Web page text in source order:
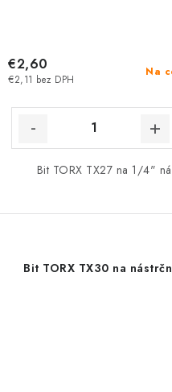
Na
€2,11 bez DPH
€2,60
Bit TORX TX27 na 1/4"
Bit TORX TX30 na